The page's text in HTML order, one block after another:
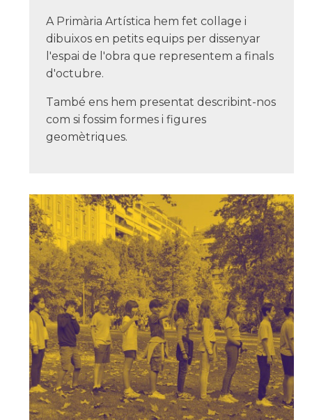
A Primària Artística hem fet collage i
dibuixos en petits equips per dissenyar
l'espai de l'obra que representem a finals
d'octubre.
També ens hem presentat describint-nos
com si fossim formes i figures
geomètriques.